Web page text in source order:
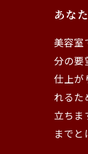
あな
美容室
分の要
仕上が
れるた
立ちま
までと